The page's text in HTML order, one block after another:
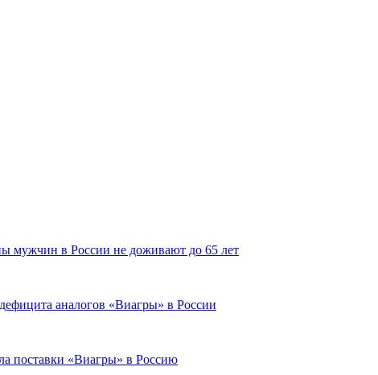
мужчин в России не доживают до 65 лет
аналогов «Виагры» в России
поставки «Виагры» в Россию